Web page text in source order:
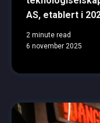
AS, etablert i
2 minute read
6 november 2025